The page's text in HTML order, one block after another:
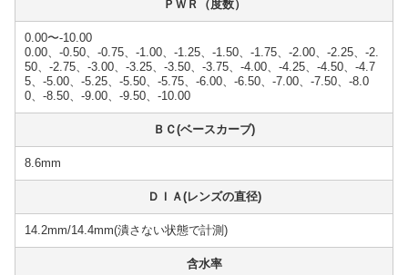
ＰＷＲ（度数）
0.00〜-10.00
0.00、-0.50、-0.75、-1.00、-1.25、-1.50、-1.75、-2.00、-2.25、-2.
50、-2.75、-3.00、-3.25、-3.50、-3.75、-4.00、-4.25、-4.50、-4.7
5、-5.00、-5.25、-5.50、-5.75、-6.00、-6.50、-7.00、-7.50、-8.0
0、-8.50、-9.00、-9.50、-10.00
ＢＣ(ベースカーブ)
8.6mm
ＤＩＡ(レンズの直径)
14.2mm/14.4mm(潰さない状態で計測)
含水率